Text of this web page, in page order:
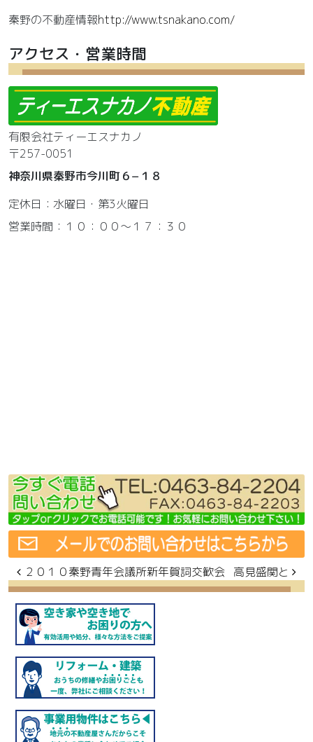
秦野の不動産情報http://www.tsnakano.com/
アクセス・営業時間
有限会社ティーエスナカノ
〒257-0051
神奈川県秦野市今川町６−１８
定休日：水曜日・第3火曜日
営業時間：１０：００～１７：３０
投稿ナビゲーション
２０１０秦野青年会議所新年賀詞交歓会 高見盛関と